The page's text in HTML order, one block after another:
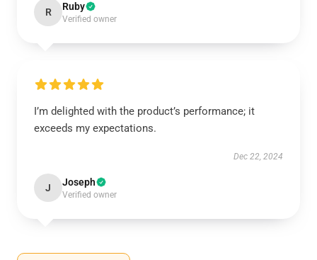
R Ruby
Verified owner
I’m delighted with the product’s performance; it
exceeds my expectations.
Dec 22, 2024
J Joseph
Verified owner